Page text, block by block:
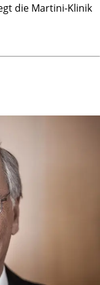
die Martini-Klinik